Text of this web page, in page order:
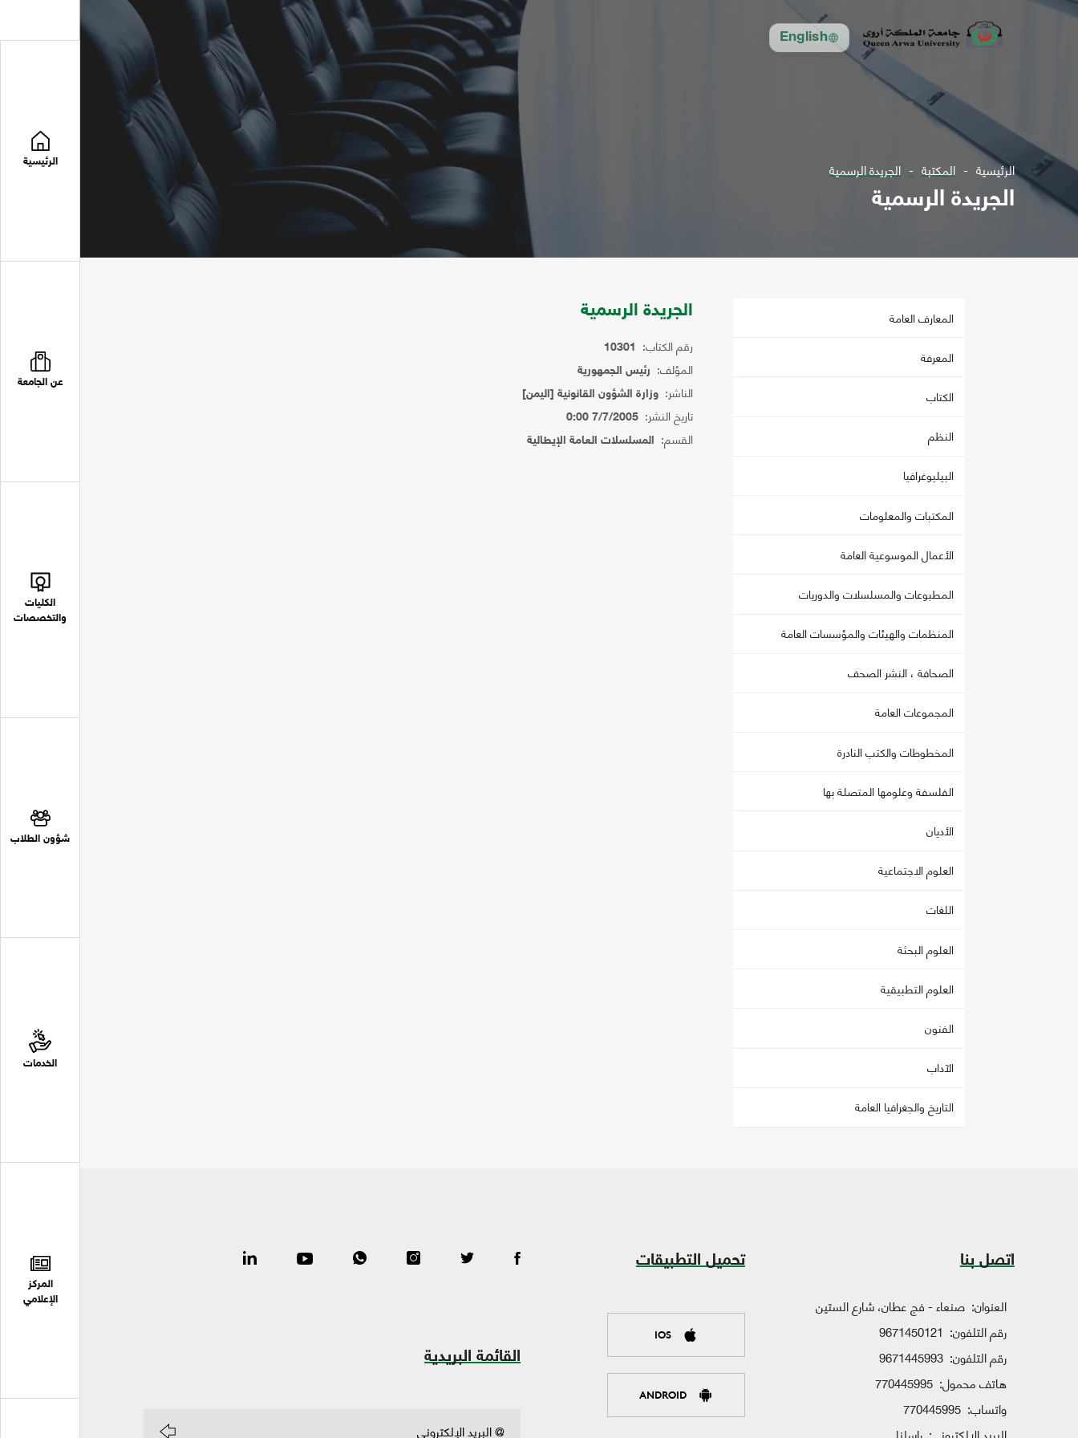
English
الرئيسية
عن الجامعة
الكليات
والتخصصات
شؤون الطلاب
الخدمات
المركز
الإعلامي
الرئيسية المكتبة الجريدة الرسمية
الجريدة الرسمية
المعارف العامة
المعرفة
الكتاب
النظم
البيليوغرافيا
المكتبات والمعلومات
الأعمال الموسوعية العامة
المطبوعات والمسلسلات والدوريات
المنظمات والهيئات والمؤسسات العامة
الصحافة ، النشر الصحف
المجموعات العامة
المخطوطات والكتب النادرة
الفلسفة وعلومها المتصلة بها
الأديان
العلوم الاجتماعية
اللغات
العلوم البحثة
العلوم التطبيقية
الفنون
الآداب
التاريخ والجغرافيا العامة
الجريدة الرسمية
رقم الكتاب: 10301
المؤلف: رئيس الجمهورية
الناشر: وزارة الشؤون القانونية [اليمن]
تاريخ النشر: 7/7/2005 0:00
القسم: المسلسلات العامة الإيطالية
اتصل بنا
العنوان: صنعاء - فج عطان، شارع الستين
رقم التلفون: 9671450121
رقم التلفون: 9671445993
هاتف محمول: 770445995
واتساب: 770445995
تحميل التطبيقات
IOS
ANDROID
القائمة البريدية